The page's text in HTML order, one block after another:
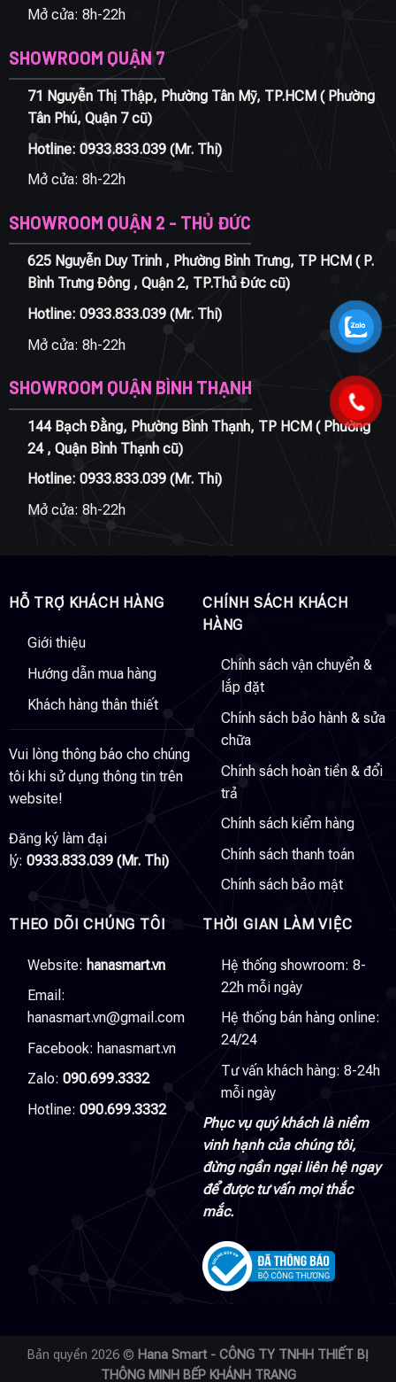
Mở cửa: 8h-22h
SHOWROOM QUẬN 7
71 Nguyễn Thị Thập, Phường Tân Mỹ, TP.HCM ( Phường
Tân Phú, Quận 7 cũ)
Hotline: 0933.833.039(Mr. Thi)
Mở cửa: 8h-22h
SHOWROOM QUẬN 2 - THỦ ĐỨC
625 Nguyễn Duy Trinh , Phường Bình Trưng, TP HCM ( P.
Bình Trưng Đông , Quận 2, TP.Thủ Đức cũ)
Hotline: 0933.833.039(Mr. Thi)
Mở cửa: 8h-22h
SHOWROOM QUẬN BÌNH THẠNH
144 Bạch Đằng, Phường Bình Thạnh, TP HCM ( Phường
24 , Quận Bình Thạnh cũ)
Hotline: 0933.833.039(Mr. Thi)
Mở cửa: 8h-22h
HỖ TRỢ KHÁCH HÀNG
Giới thiệu
Hướng dẫn mua hàng
Khách hàng thân thiết
Vui lòng thông báo cho chúng
tôi khi sử dụng thông tin trên
website!
Đăng ký làm đại
lý: 0933.833.039 (Mr. Thi)
CHÍNH SÁCH KHÁCH
HÀNG
Chính sách vận chuyển &
lắp đặt
Chính sách bảo hành & sửa
chữa
Chính sách hoàn tiền & đổi
trả
Chính sách kiểm hàng
Chính sách thanh toán
Chính sách bảo mật
THEO DÕI CHÚNG TÔI
Website: hanasmart.vn
Email:
hanasmart.vn@gmail.com
Facebook: hanasmart.vn
Zalo: 090.699.3332
Hotline: 090.699.3332
THỜI GIAN LÀM VIỆC
Hệ thống showroom: 8-
22h mỗi ngày
Hệ thống bán hàng online:
24/24
Tư vấn khách hàng: 8-24h
mỗi ngày
Phục vụ quý khách là niềm
vinh hạnh của chúng tôi,
đừng ngần ngại liên hệ ngay
để được tư vấn mọi thắc
mắc.
Bản quyền 2026 © Hana Smart - CÔNG TY TNHH THIẾT BỊ
THÔNG MINH BẾP KHÁNH TRANG